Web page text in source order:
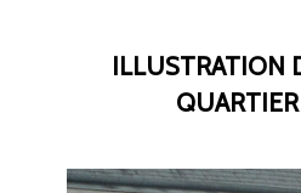
ILLUSTRATION